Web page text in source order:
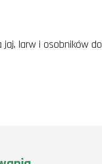
larw i osobników